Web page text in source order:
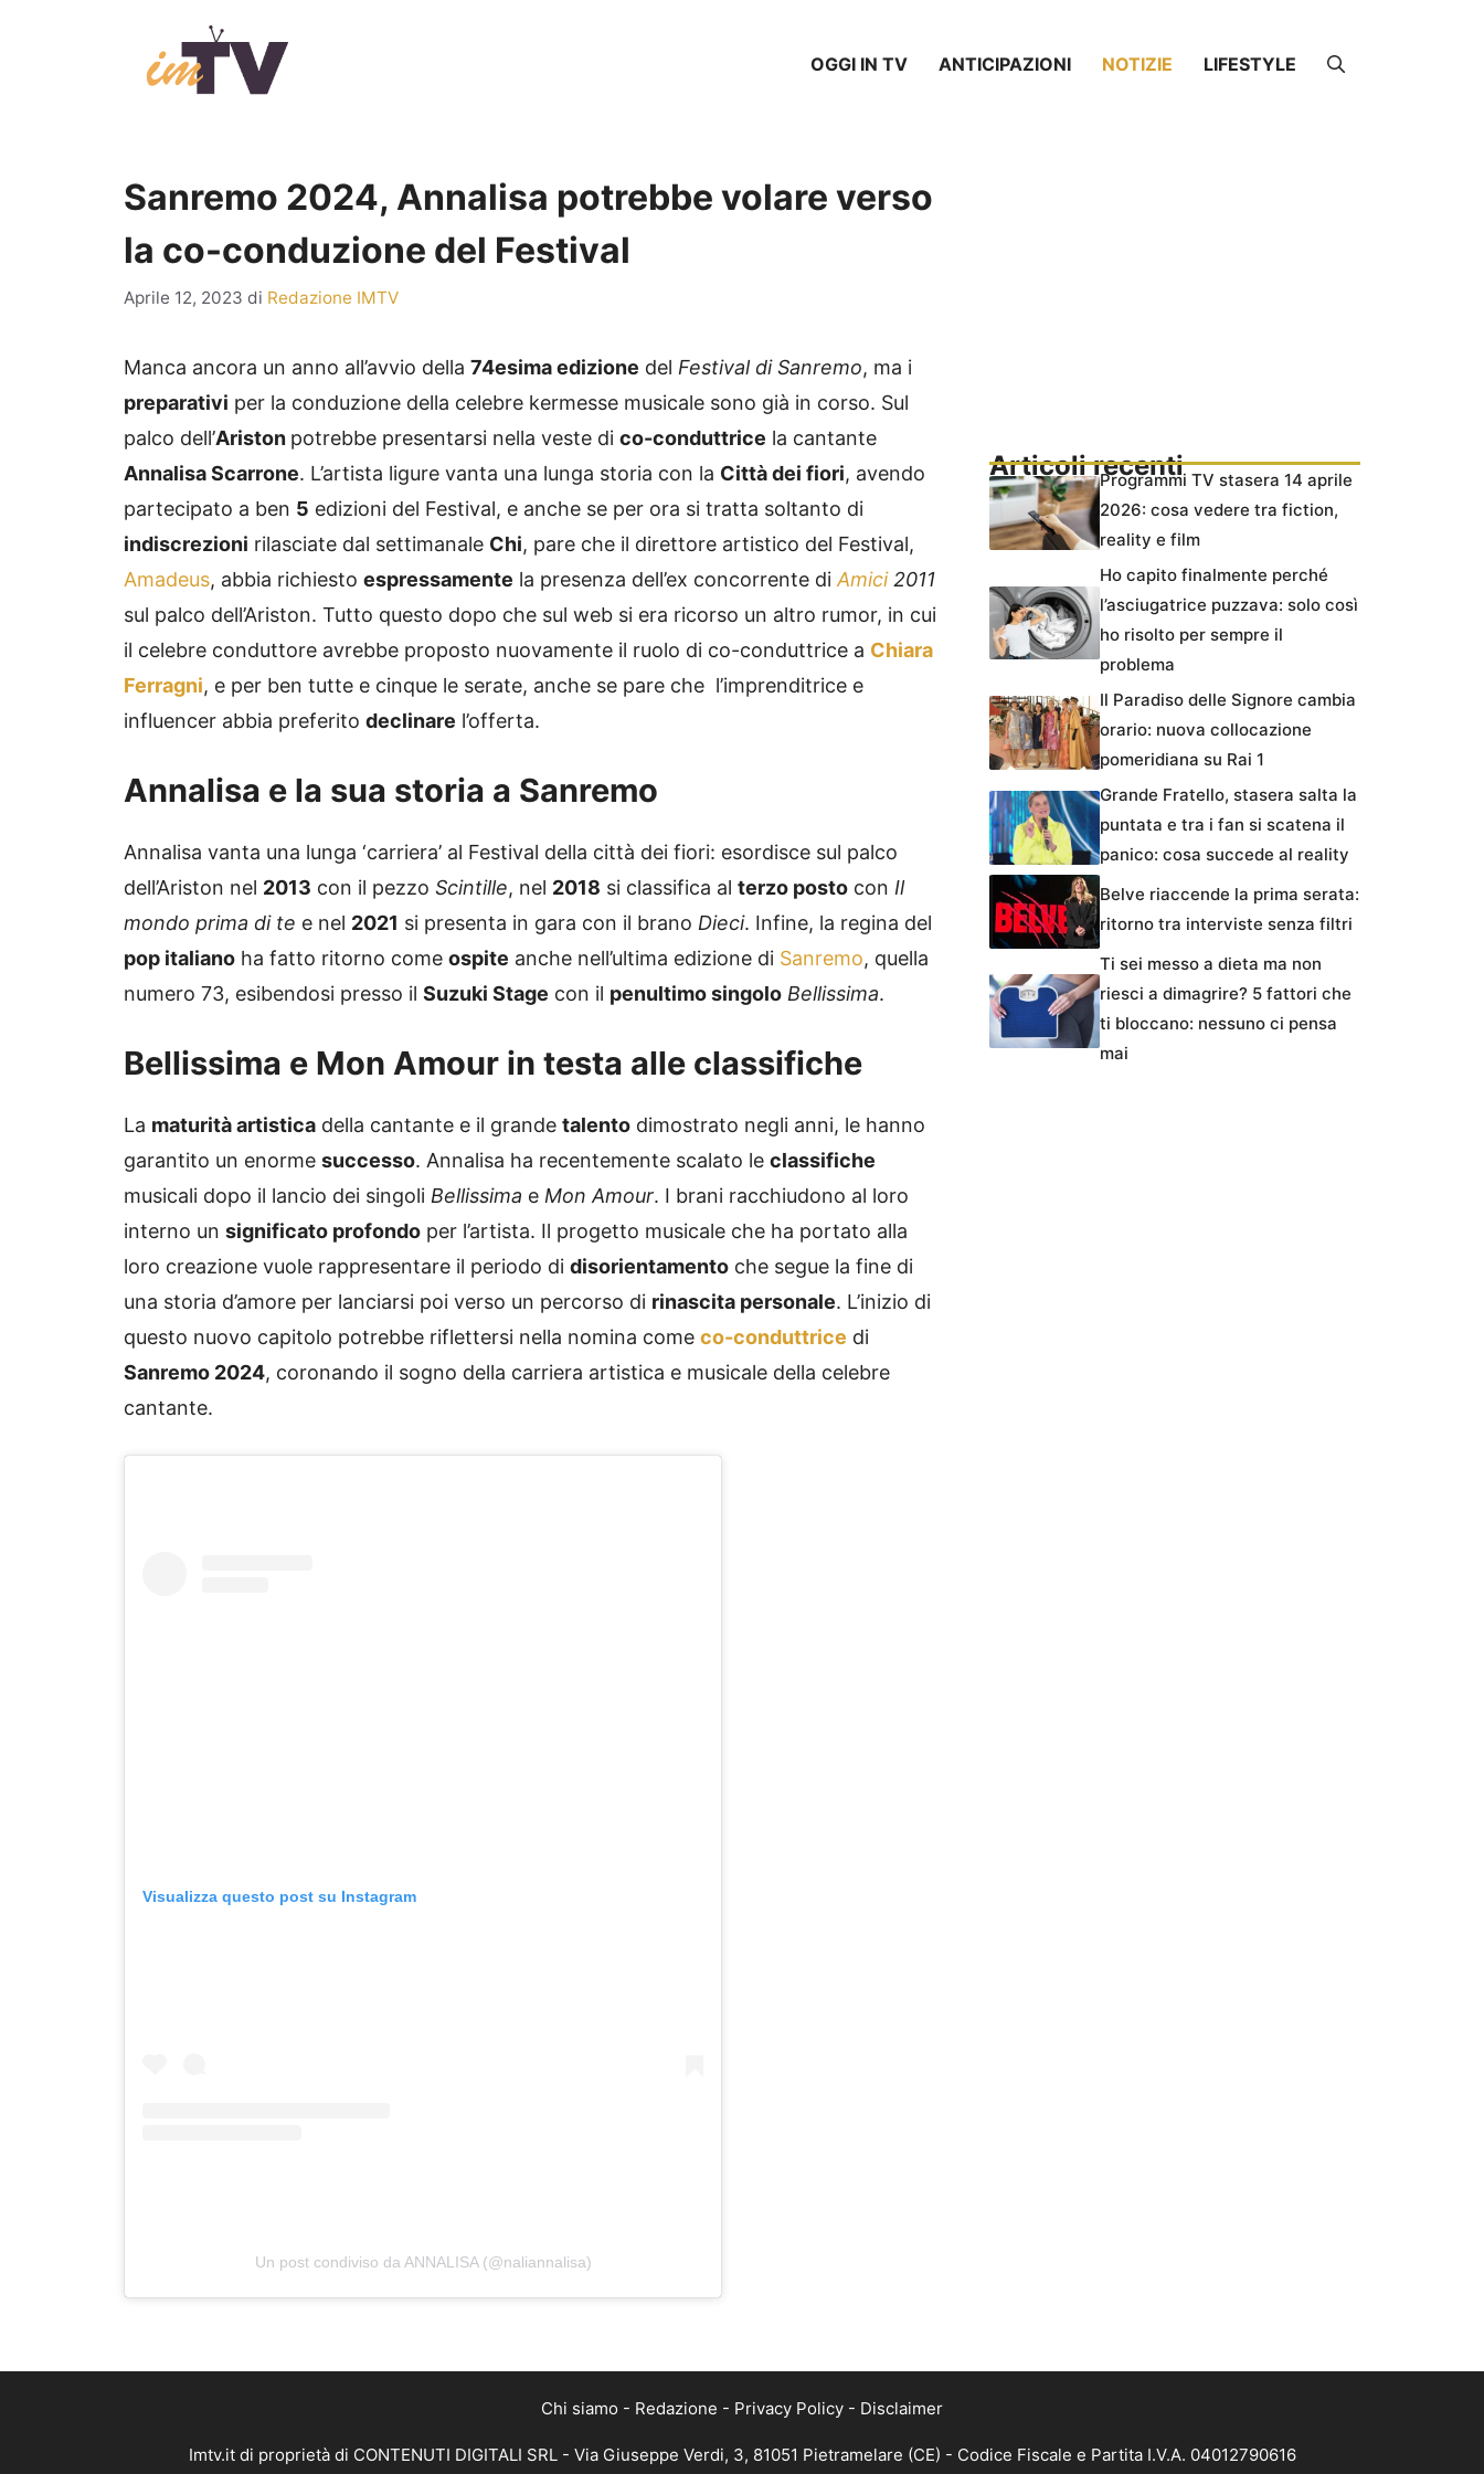
OGGI IN TV ANTICIPAZIONI NOTIZIE LIFESTYLE
Sanremo 2024, Annalisa potrebbe volare verso
la co-conduzione del Festival
Aprile 12, 2023 di Redazione IMTV
Manca ancora un anno all’avvio della 74esima edizione del Festival di Sanremo, ma i
preparativi per la conduzione della celebre kermesse musicale sono già in corso. Sul
palco dell’Ariston potrebbe presentarsi nella veste di co-conduttrice la cantante
Annalisa Scarrone. L’artista ligure vanta una lunga storia con la Città dei fiori, avendo
partecipato a ben 5 edizioni del Festival, e anche se per ora si tratta soltanto di
indiscrezioni rilasciate dal settimanale Chi, pare che il direttore artistico del Festival,
Amadeus, abbia richiesto espressamente la presenza dell’ex concorrente di Amici2011
sul palco dell’Ariston. Tutto questo dopo che sul web si era ricorso un altro rumor, in cui
il celebre conduttore avrebbe proposto nuovamente il ruolo di co-conduttrice a Chiara
Ferragni, e per ben tutte e cinque le serate, anche se pare che l’imprenditrice e
influencer abbia preferito declinare l’offerta.
Annalisa e la sua storia a Sanremo
Annalisa vanta una lunga ‘carriera’ al Festival della città dei fiori: esordisce sul palco
dell’Ariston nel 2013 con il pezzo Scintille, nel 2018 si classifica al terzo posto con Il
mondo prima di te e nel 2021 si presenta in gara con il brano Dieci. Infine, la regina del
pop italiano ha fatto ritorno come ospite anche nell’ultima edizione di Sanremo, quella
numero 73, esibendosi presso il Suzuki Stage con il penultimo singolo Bellissima.
Bellissima e Mon Amour in testa alle classifiche
La maturità artistica della cantante e il grande talento dimostrato negli anni, le hanno
garantito un enorme successo. Annalisa ha recentemente scalato le classifiche
musicali dopo il lancio dei singoli Bellissima e Mon Amour. I brani racchiudono al loro
interno un significato profondo per l’artista. Il progetto musicale che ha portato alla
loro creazione vuole rappresentare il periodo di disorientamento che segue la fine di
una storia d’amore per lanciarsi poi verso un percorso di rinascita personale. L’inizio di
questo nuovo capitolo potrebbe riflettersi nella nomina come co-conduttrice di
Sanremo 2024, coronando il sogno della carriera artistica e musicale della celebre
cantante.
Visualizza questo post su Instagram
Un post condiviso da ANNALISA (@naliannalisa)
Articoli recentiProgrammi TV stasera 14 aprile
2026: cosa vedere tra fiction,
reality e film
Ho capito finalmente perché
l’asciugatrice puzzava: solo così
ho risolto per sempre il
problema
Il Paradiso delle Signore cambia
orario: nuova collocazione
pomeridiana su Rai 1
Grande Fratello, stasera salta la
puntata e tra i fan si scatena il
panico: cosa succede al reality
Belve riaccende la prima serata:
ritorno tra interviste senza filtri
Ti sei messo a dieta ma non
riesci a dimagrire? 5 fattori che
ti bloccano: nessuno ci pensa
mai
Chi siamo - Redazione - Privacy Policy - Disclaimer
Imtv.it di proprietà di CONTENUTI DIGITALI SRL - Via Giuseppe Verdi, 3, 81051 Pietramelare (CE) - Codice Fiscale e Partita I.V.A. 04012790616